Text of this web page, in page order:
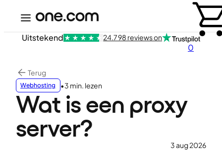
0
Uitstekend 24.798 reviews on
Terug
Webhosting •3 min. lezen
Wat is een proxy
server?
3 aug 2026